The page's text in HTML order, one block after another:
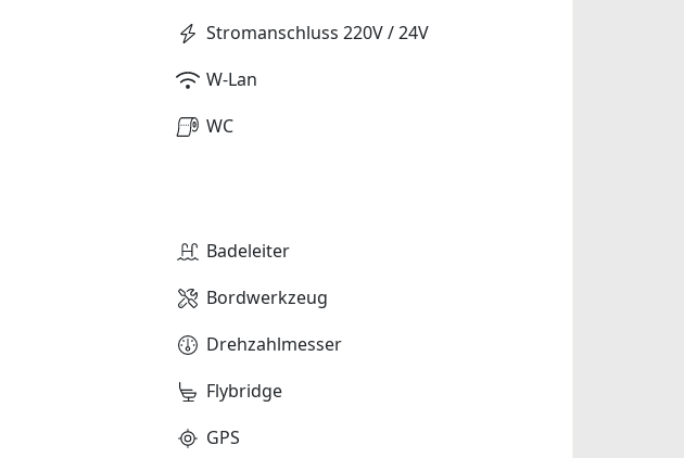
Stromanschluss 220V / 24V
W-Lan
WC
Badeleiter
Bordwerkzeug
Drehzahlmesser
Flybridge
GPS